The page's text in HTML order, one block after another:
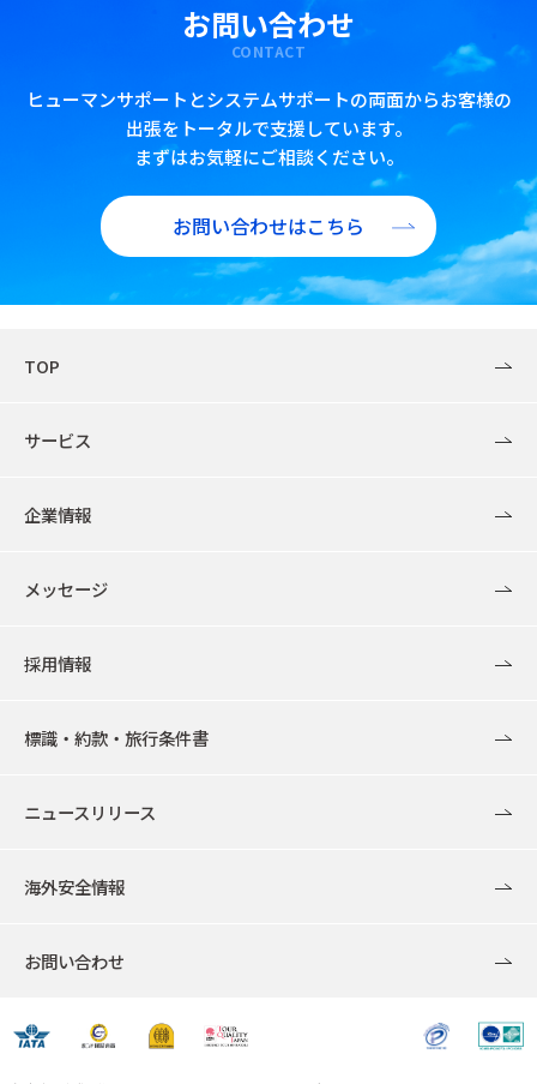
お問い合わせ
CONTACT
ヒューマンサポートとシステムサポートの両面からお客様の
出張をトータルで支援しています。
まずはお気軽にご相談ください。
お問い合わせはこちら
TOP
サービス
企業情報
メッセージ
採用情報
標識・約款・旅行条件書
ニュースリリース
海外安全情報
お問い合わせ